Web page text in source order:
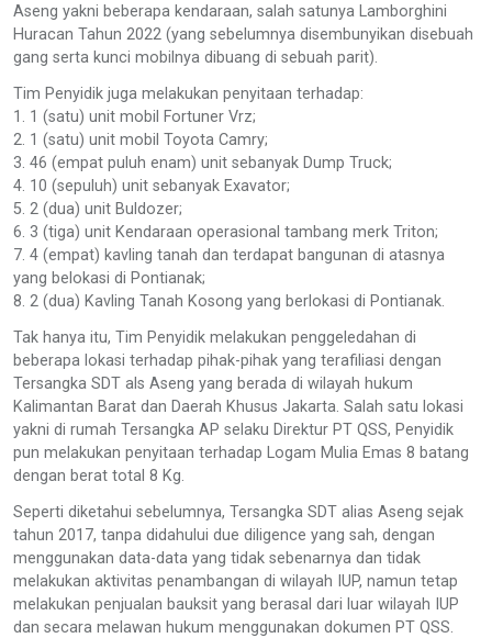
Aseng yakni beberapa kendaraan, salah satunya Lamborghini
Huracan Tahun 2022 (yang sebelumnya disembunyikan disebuah
gang serta kunci mobilnya dibuang di sebuah parit).
Tim Penyidik juga melakukan penyitaan terhadap:
1. 1 (satu) unit mobil Fortuner Vrz;
2. 1 (satu) unit mobil Toyota Camry;
3. 46 (empat puluh enam) unit sebanyak Dump Truck;
4. 10 (sepuluh) unit sebanyak Exavator;
5. 2 (dua) unit Buldozer;
6. 3 (tiga) unit Kendaraan operasional tambang merk Triton;
7. 4 (empat) kavling tanah dan terdapat bangunan di atasnya
yang belokasi di Pontianak;
8. 2 (dua) Kavling Tanah Kosong yang berlokasi di Pontianak.
Tak hanya itu, Tim Penyidik melakukan penggeledahan di
beberapa lokasi terhadap pihak-pihak yang terafiliasi dengan
Tersangka SDT als Aseng yang berada di wilayah hukum
Kalimantan Barat dan Daerah Khusus Jakarta. Salah satu lokasi
yakni di rumah Tersangka AP selaku Direktur PT QSS, Penyidik
pun melakukan penyitaan terhadap Logam Mulia Emas 8 batang
dengan berat total 8 Kg.
Seperti diketahui sebelumnya, Tersangka SDT alias Aseng sejak
tahun 2017, tanpa didahului due diligence yang sah, dengan
menggunakan data-data yang tidak sebenarnya dan tidak
melakukan aktivitas penambangan di wilayah IUP, namun tetap
melakukan penjualan bauksit yang berasal dari luar wilayah IUP
dan secara melawan hukum menggunakan dokumen PT QSS.